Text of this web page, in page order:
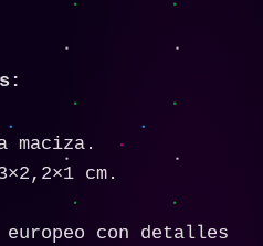
maciza.
cm.
europeo con detalles